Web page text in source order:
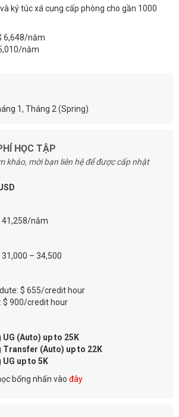
ký túc xá cung cấp phòng cho gần 1000
6,648/năm
năm
1, Tháng 2 (Spring)
HỌC TẬP
khảo, mời bạn liên hệ để được cấp nhật
41,258/năm
31,000 – 34,500
$ 655/credit hour
$ 900/credit hour
UG (Auto) up to 25K
Transfer (Auto) up to 22K
UG up to 5K
bổng nhấn vào đây